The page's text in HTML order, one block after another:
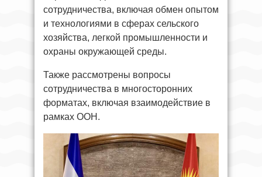
сотрудничества, включая обмен опытом
и технологиями в сферах сельского
хозяйства, легкой промышленности и
охраны окружающей среды.
Также рассмотрены вопросы
сотрудничества в многосторонних
форматах, включая взаимодействие в
рамках ООН.